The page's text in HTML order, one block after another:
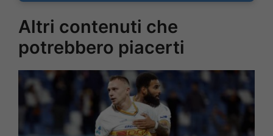
Altri contenuti che
potrebbero piacerti